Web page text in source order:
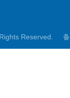
Rights Reserved.